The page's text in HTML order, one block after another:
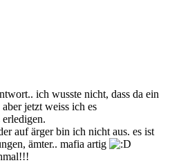
ich wusste nicht, dass da ein
jetzt weiss ich es
auf ärger bin ich nicht aus. es ist
ämter.. mafia artig